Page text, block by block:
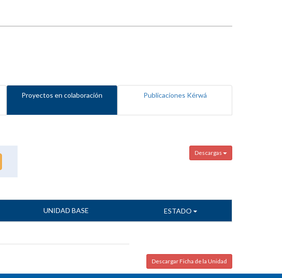
Proyectos en colaboración Publicaciones Kérwá
Descargas
UNIDAD BASE ESTADO
Descargar Ficha de la Unidad